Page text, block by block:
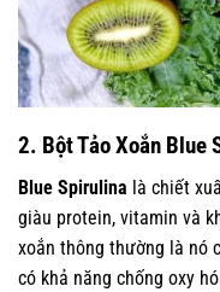
2. Bột Tảo Xoắn Blue
Blue Spirulina là chiết
giàu protein, vitamin và
xoắn thông thường là nó
có khả năng chống oxy